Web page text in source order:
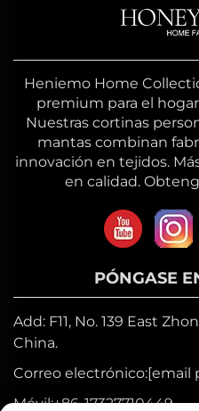
Heniemo Home
premium para el
Nuestras cortinas
mantas combinan
innovación en tejidos.
en calidad.
PÓNGASE
Add: F11, No. 139 East
China.
Correo electrónico:[email
Móvil:+86-17327710449